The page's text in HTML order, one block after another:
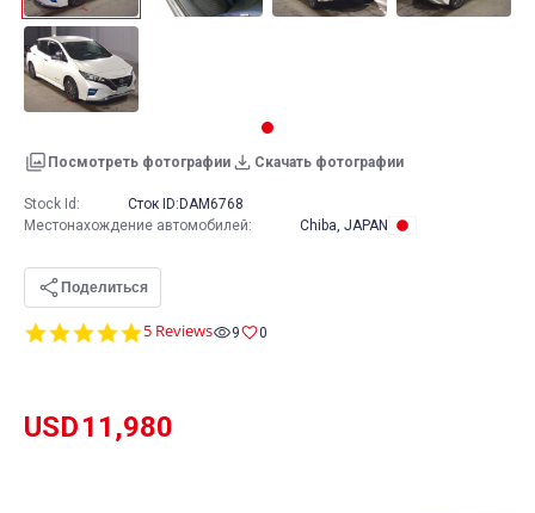
Посмотреть фотографии Скачать фотографии
4.8
5 Reviews 9 0
USD11,980
Stock Id: Сток ID: DAM6768
Местонахождение автомобилей: Chiba, JAPAN
Поделиться